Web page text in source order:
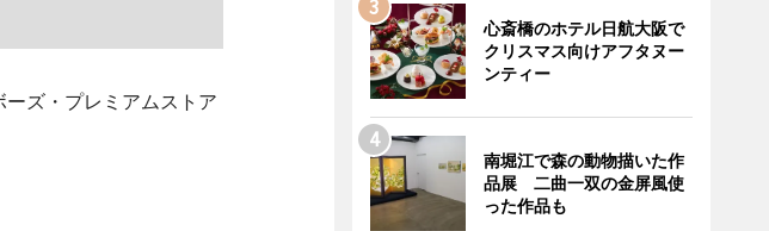
ズ・プレミアムストア
心斎橋のホテル日航大阪で
クリスマス向けアフタヌー
ンティー
南堀江で森の動物描いた作
品展 二曲一双の金屏風使
った作品も